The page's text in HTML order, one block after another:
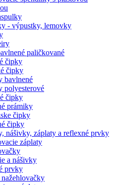
- výpustky, lemovky
paličkované
čipky
čipky
bavlnené
polyesterové
čipky
prámiky
čipky
čipky
nášivky, záplaty a reflexné prvky
záplaty
a nášivky
prvky